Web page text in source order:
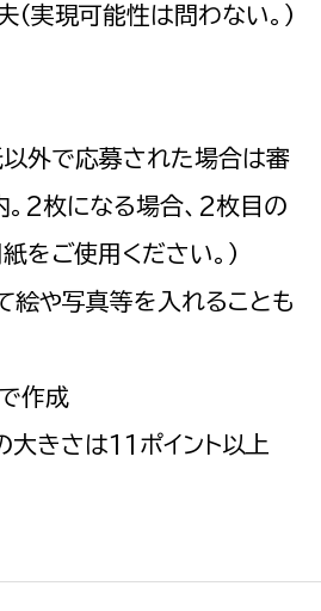
実現可能性は問わない。）
以外で応募された場合は審
。2枚になる場合、2枚目の
をご使用ください。）
絵や写真等を入れることも
作成
きさは11ポイント以上